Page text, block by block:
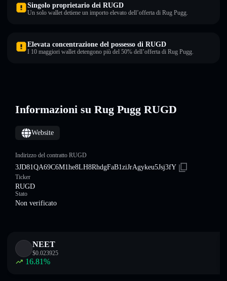
Singolo proprietario dei RUGD
Un solo wallet detiene un importo elevato dell’offerta di Rug Pugg.
Elevata concentrazione del possesso di RUGD
I 10 maggiori wallet detengono più del 50% dell’offerta di Rug Pugg.
Informazioni su Rug Pugg RUGD
Website
Indirizzo del contratto RUGD
3JD81QA69C6M1he8LH8RhdgFaB1ziJrAgykeu5Jsj3fY
Ticker
RUGD
Stato
Non verificato
NEET
$0.023925
16.81%